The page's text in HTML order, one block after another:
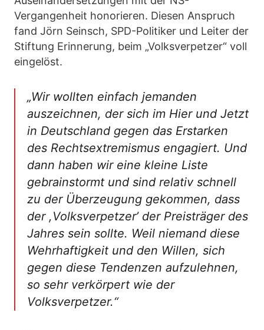
Vergangenheit honorieren. Diesen Anspruch
fand Jörn Seinsch, SPD-Politiker und Leiter der
Stiftung Erinnerung, beim „Volksverpetzer“ voll
eingelöst.
„Wir wollten einfach jemanden
auszeichnen, der sich im Hier und Jetzt
in Deutschland gegen das Erstarken
des Rechtsextremismus engagiert. Und
dann haben wir eine kleine Liste
gebrainstormt und sind relativ schnell
zu der Überzeugung gekommen, dass
der ,Volksverpetzer’ der Preisträger des
Jahres sein sollte. Weil niemand diese
Wehrhaftigkeit und den Willen, sich
gegen diese Tendenzen aufzulehnen,
so sehr verkörpert wie der
Volksverpetzer.“